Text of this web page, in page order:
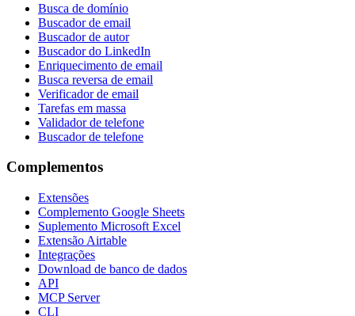
Busca de domínio
Buscador de email
Buscador de autor
Buscador do LinkedIn
Enriquecimento de email
Busca reversa de email
Verificador de email
Tarefas em massa
Validador de telefone
Buscador de telefone
Complementos
Extensões
Complemento Google Sheets
Suplemento Microsoft Excel
Extensão Airtable
Integrações
Download de banco de dados
API
MCP Server
CLI